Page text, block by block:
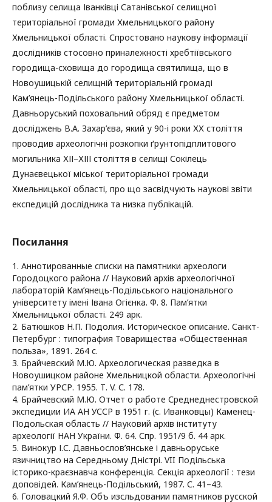
поблизу селища Іванківці Сатанівської селищної
територіальної громади Хмельницького району
Хмельницької області. Спростовано наукову інформації
дослідників стосовно приналежності хребтіївського
городища-сховища до городища святилища, що в
Новоушицькій селищній територіальній громаді
Кам’янець-Подільського району Хмельницької області.
Давньоруський поховальний обряд є предметом
досліджень В.А. Захар’єва, який у 90-і роки ХХ століття
проводив археологічні розкопки ґрунтопідплитового
могильника ХІІ–ХІІІ століття в селищі Сокілець
Дунаєвецької міської територіальної громади
Хмельницької області, про що засвідчують наукові звіти
експедицій дослідника та низка публікацій.
Посилання
1. Аннотированные списки на памятники археологи
Городоцкого района // Науковий архів археологічної
лабораторій Кам’янець-Подільського національного
університету імені Івана Огієнка. Ф. 8. Пам’ятки
Хмельницької області. 249 арк.
2. Батюшков Н.П. Подолия. Историческое описание. Санкт-
Петербург : типография Товарищества «Общественная
польза», 1891. 264 с.
3. Брайчевский М.Ю. Археологическая разведка в
Новоушицком районе Хмельницкой области. Археологічні
пам’ятки УРСР. 1955. Т. V. С. 178.
4. Брайчевский М.Ю. Отчет о работе Среднеднестровской
экспедиции ИА АН УССР в 1951 г. (с. Иванковцы) Каменец-
Подольская область // Науковий архів інституту
археології НАН України. Ф. 64. Спр. 1951/9 б. 44 арк.
5. Винокур І.С. Давньослов’янське і давньоруське
язичництво на Середньому Дністрі. VII Подільська
історико-краєзнавча конференція. Секція археології : тези
доповідей. Кам’янець-Подільський, 1987. С. 41–43.
6. Головацкий Я.Ф. Объ изсльдовании памятников русской